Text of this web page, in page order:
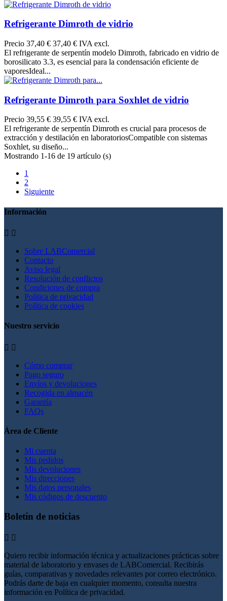
Refrigerante Dimroth de vidrio
Precio 37,40 € 37,40 € IVA excl.
El refrigerante de serpentín modelo Dimroth, fabricado en vidrio de
borosilicato 3.3, es esencial para la condensación eficiente de
vaporesIdeal...
Refrigerante Dimroth para Soxhlet de vidrio
Precio 39,55 € 39,55 € IVA excl.
El refrigerante de serpentín Dimroth es crucial para procesos de
extracción y destilación en laboratoriosCompatible con sistemas
Soxhlet, su diseño...
Mostrando 1-16 de 19 artículo (s)
1
2
Siguiente
Información
 
Sobre LABComercial
Contacto
Aviso legal
Resolución de conflictos
Condiciones de compra
Política de privacidad
Política de cookies
Nuestro servicio
 
Cómo comprar
Pago seguro
Envíos y devoluciones
Recogida en almacén
Garantía
FAQs
Área de Cliente
Mi cuenta
Mis pedidos
Mis devoluciones
Mis direcciones
Mis datos personales
Mis códigos de descuento
Boletín de noticias
 
Quiero recibir información técnica y actualizaciones prácticas sobre
material de laboratorio y envases de LABComercial. Recibirás
guías, comparativas y novedades relevantes por correo electrónico.
Podrás darte de baja en cualquier momento, consulta nuestra
información en Política de privacidad.